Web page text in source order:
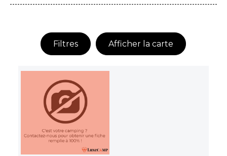
Filtres Afficher la carte